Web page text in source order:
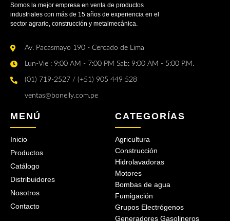
Somos la mejor empresa en venta de productos
industriales con más de 15 años de experiencia en el
sector agrario, construcción y metalmecánica.
Av. Pacasmayo 190 - Cercado de Lima
Lun-Vie : 9:00 AM - 7:00 PM Sab: 9:00 AM - 5:00 P.M.
(01) 719-2527 / (+51) 905 449 528
ventas@bonelly.com.pe
MENÚ
Inicio
Productos
Catálogo
Distribuidores
Nosotros
Contacto
CATEGORÍAS
Agricultura
Construcción
Hidrolavadoras
Motores
Bombas de agua
Fumigación
Grupos Electrógenos
Generadores Gasolineros